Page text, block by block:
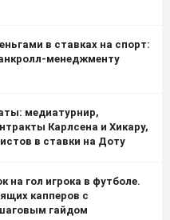
в ставках на спорт:
менеджменту
медиатурнир,
Карлсена и Хикару,
в ставки на Доту
на гол игрока в футболе.
капперов с
гайдом